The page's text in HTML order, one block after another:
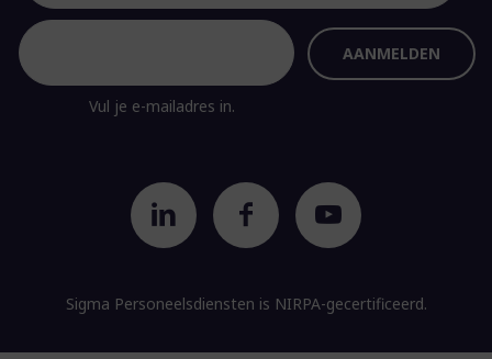
Vul je e-mailadres in.
Sigma Personeelsdiensten is NIRPA-gecertificeerd.